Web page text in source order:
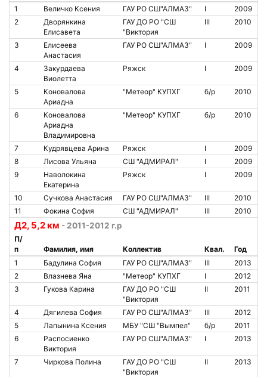
1
Величко Ксения ГАУ РО СШ"АЛМАЗ" I
2009
2
Дворянкина
Елисавета
ГАУ ДО РО "СШ
"Виктория
III 2010
3
Елисеева
Анастасия
ГАУ РО СШ"АЛМАЗ" I 2009
4
Закурдаева
Виолетта
Ряжск I 2009
5
Коновалова
Ариадна
"Метеор" КУПХГ б/р 2010
6
Коновалова
Ариадна
Владимировна
"Метеор" КУПХГ б/р 2010
7 Кудрявцева Арина Ряжск I
2009
8
Лисова Ульяна СШ "АДМИРАЛ" I
2009
9
Наволокина
Екатерина
Ряжск I 2009
10 Сучкова Анастасия ГАУ РО СШ"АЛМАЗ" III
2010
11
Фокина София СШ "АДМИРАЛ" III 2010
Д2, 5,2 км - 2011-2012 г.р
П/
п
Фамилия, имя Коллектив Квал.
Год
1
Бадулина София ГАУ РО СШ"АЛМАЗ" III
2013
2
Влазнева Яна "Метеор" КУПХГ I
2012
3
Гукова Карина
ГАУ ДО РО "СШ
"Виктория
II 2011
4 Дягилева София ГАУ РО СШ"АЛМАЗ" III
2012
5
Лапынина Ксения МБУ "СШ "Вымпел" б/р
2011
6
Распосиенко
Виктория
ГАУ РО СШ"АЛМАЗ" I 2013
7 Чиркова Полина
ГАУ ДО РО "СШ
"Виктория
II 2013